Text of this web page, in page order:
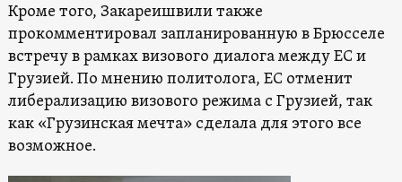
Кроме того, Закареишвили также
прокомментировал запланированную в Брюсселе
встречу в рамках визового диалога между ЕС и
Грузией. По мнению политолога, ЕС отменит
либерализацию визового режима с Грузией, так
как «Грузинская мечта» сделала для этого все
возможное.